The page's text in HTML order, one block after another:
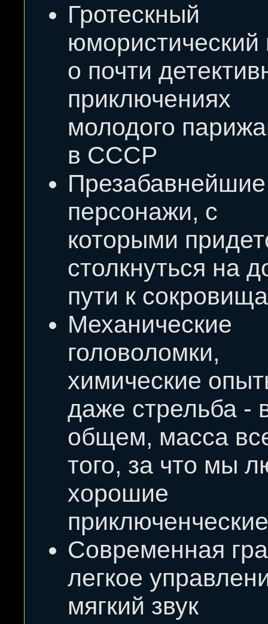
Гротескный
юмористический
о почти
приключениях
молодого
в СССР
Презабавнейшие
персонажи, с
которыми
столкнуться на
пути к
Механические
головоломки,
химические
даже стрельба -
общем, масса
того, за что мы
хорошие
Современная
легкое
мягкий звук